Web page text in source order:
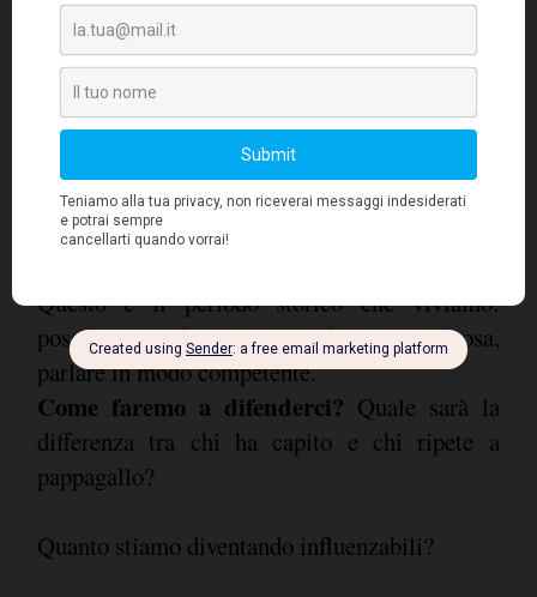
esperti, ma ovviamente non è così.
Un semplice prompt "scrivimi uno script per
un video di 3 minuti per i social che racconti i
vantaggi del Bitcoin" non fa di colui che legge
un esperto, ma certamente può avere parola e
Questo è il periodo storico che viviamo:
possiamo sembrare esperti di qualsiasi cosa,
parlare in modo competente.
Come faremo a difenderci? Quale sarà la
differenza tra chi ha capito e chi ripete a
pappagallo?
Quanto stiamo diventando influenzabili?